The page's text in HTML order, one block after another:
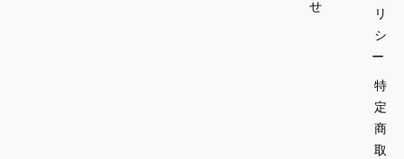
せ
リ
シ
ー
特
定
商
取